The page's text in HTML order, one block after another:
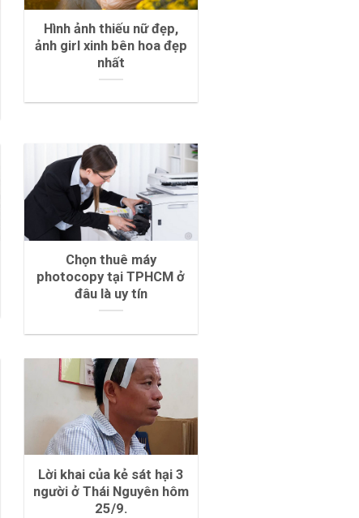
Hình ảnh thiếu nữ đẹp,
ảnh girl xinh bên hoa đẹp
nhất
Chọn thuê máy
photocopy tại TPHCM ở
đâu là uy tín
Lời khai của kẻ sát hại 3
người ở Thái Nguyên hôm
25/9.